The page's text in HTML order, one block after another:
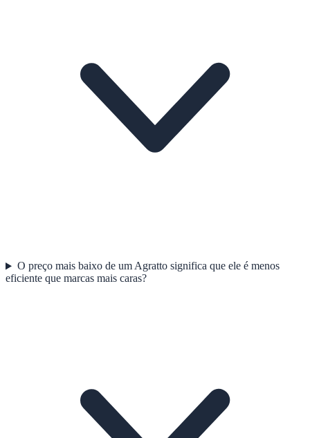
O preço mais baixo de um Agratto significa que ele é menos
eficiente que marcas mais caras?